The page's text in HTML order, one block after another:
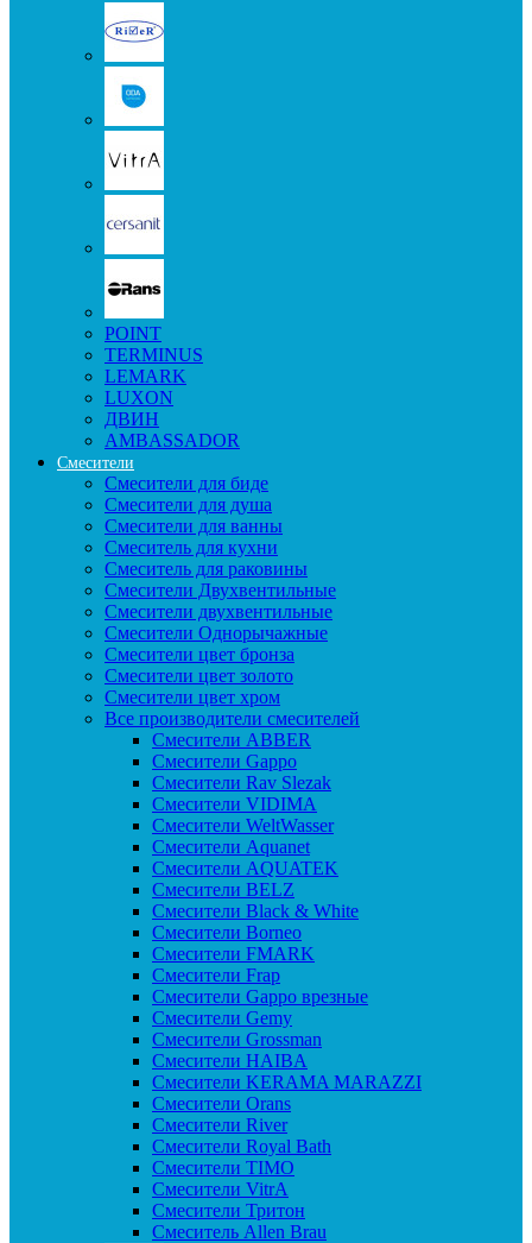
POINT
TERMINUS
LEMARK
LUXON
ДВИН
AMBASSADOR
Смесители
Смесители для биде
Смесители для душа
Смесители для ванны
Смеситель для кухни
Смеситель для раковины
Смесители Двухвентильные
Смесители двухвентильные
Смесители Однорычажные
Смесители цвет бронза
Смесители цвет золото
Смесители цвет хром
Все производители смесителей
Cмесители ABBER
Cмесители Gappo
Cмесители Rav Slezak
Cмесители VIDIMA
Cмесители WeltWasser
Смесители Aquanet
Смесители AQUATEK
Смесители BELZ
Смесители Black & White
Смесители Borneo
Смесители FMARK
Смесители Frap
Смесители Gappo врезные
Смесители Gemy
Смесители Grossman
Смесители HAIBA
Смесители KERAMA MARAZZI
Смесители Orans
Смесители River
Смесители Royal Bath
Смесители TIMO
Смесители VitrA
Смесители Тритон
Смеситель Allen Brau